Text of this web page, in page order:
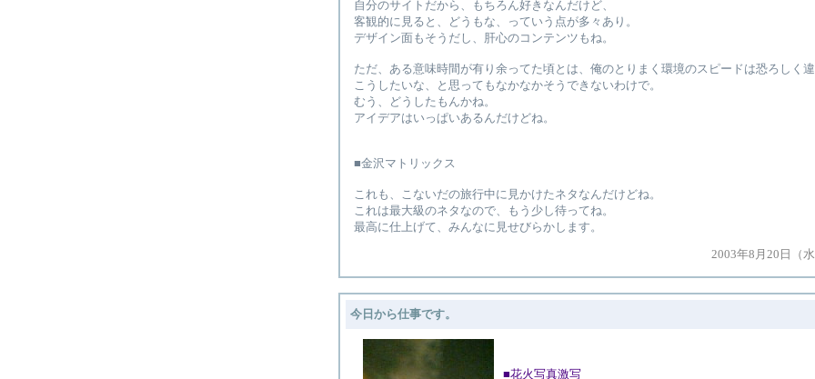
自分のサイトだから、もちろん好きなんだけど、
客観的に見ると、どうもな、っていう点が多々あり。
デザイン面もそうだし、肝心のコンテンツもね。
ただ、ある意味時間が有り余ってた頃とは、俺のとりまく環境のスピードは恐ろしく
こうしたいな、と思ってもなかなかそうできないわけで。
むう、どうしたもんかね。
アイデアはいっぱいあるんだけどね。
■金沢マトリックス
これも、こないだの旅行中に見かけたネタなんだけどね。
これは最大級のネタなので、もう少し待ってね。
最高に仕上げて、みんなに見せびらかします。
2003年8月20日（
今日から仕事です。
■花火写真激写